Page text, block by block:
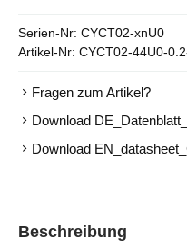
Serien-Nr: CYCT02-xnU0
Artikel-Nr: CYCT02-44U0-
Fragen zum Artikel?
Download
Download
Beschreibung